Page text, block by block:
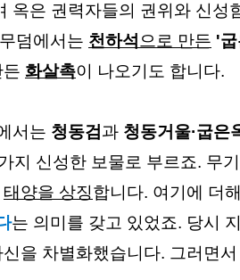
옥은 권력자들의 권위 와 신성
덤에서는 천하석 으로 만든 '
화살촉이 나오기도 합니다.
서는 청동검 과 청동거울·굽은
지 신성한 보물로 부르죠. 무
태양을 상징합니다. 여기에 더
는 의미를 갖고 있었죠. 당시
을 차별화했습니다. 그러면